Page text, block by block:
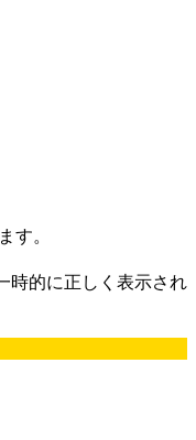
す。
時的に正しく表示され